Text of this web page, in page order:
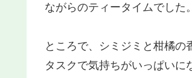
ながらのティータイムでした。
ところで、シミジミと柑橘の
タスクで気持ちがいっぱい